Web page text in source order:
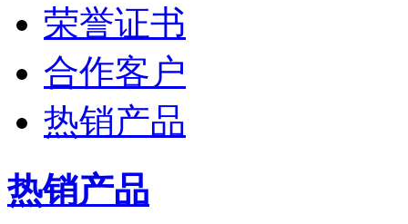
荣誉证书
合作客户
热销产品
热销产品